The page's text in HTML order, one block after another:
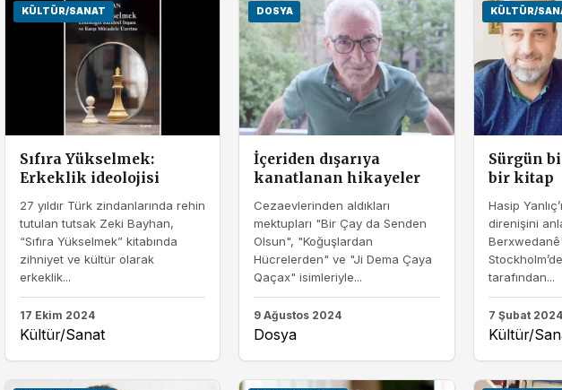
KÜLTÜR/SANAT
Sıfıra Yükselmek:
Erkeklik ideolojisi
27 yıldır Türk zindanlarında rehin
tutulan tutsak Zeki Bayhan,
“Sıfıra Yükselmek” kitabında
zihniyet ve kültür olarak
erkeklik...
17 Ekim 2024
Kültür/Sanat
DOSYA
İçeriden dışarıya
kanatlanan hikayeler
Cezaevlerinden aldıkları
mektupları "Bir Çay da Senden
Olsun", "Koğuşlardan
Hücrelerden" ve "Ji Dema Çaya
Qaçax" isimleriyle...
9 Ağustos 2024
Dosya
KÜLTÜR/
Sürgün
bir kitap
Hasip
direnişini
tarafından...
7 Şubat 2024
Kültür/